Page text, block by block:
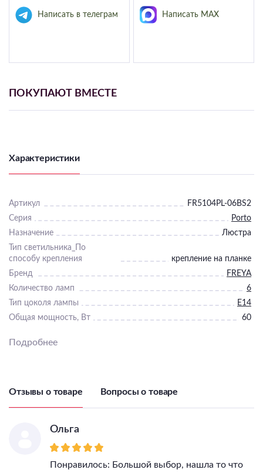
Написать в телеграм Написать MAX
ПОКУПАЮТ ВМЕСТЕ
Характеристики
Артикул
FR5104PL-06BS2
Серия
Porto
Назначение
Люстра
Тип светильника_По
способу крепления
крепление на планке
Бренд
FREYA
Количество ламп
6
Тип цоколя лампы
E14
Общая мощность, Вт
60
Светильник Диаметр, мм
Класс электро-
Подробнее
Отзывы о товаре Вопросы о товаре
Ольга
Понравилось: Большой выбор, нашла то что
Подвесные
Люстры-вентиляторы
Комплектующие